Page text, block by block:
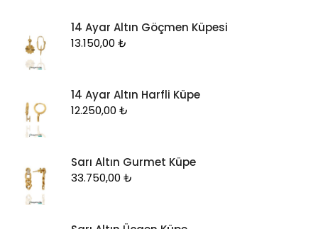
Küpe
Piercing
Şahmeran
Yüzük
14 Ayar Altın Göçmen Küpesi
13.150,00 ₺
14 Ayar Altın Harfli Küpe
12.250,00 ₺
Sarı Altın Gurmet Küpe
33.750,00 ₺